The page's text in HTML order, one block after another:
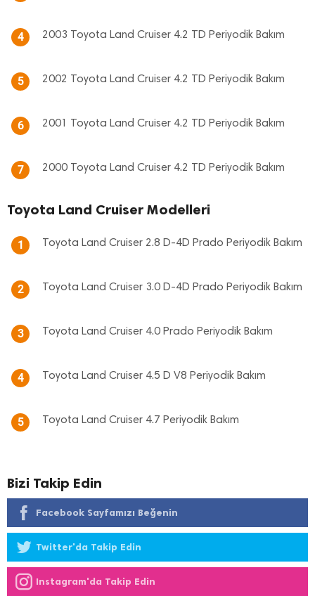
4 2003 Toyota Land Cruiser 4.2 TD Periyodik Bakım
5 2002 Toyota Land Cruiser 4.2 TD Periyodik Bakım
6 2001 Toyota Land Cruiser 4.2 TD Periyodik Bakım
7 2000 Toyota Land Cruiser 4.2 TD Periyodik Bakım
Toyota Land Cruiser Modelleri
1 Toyota Land Cruiser 2.8 D-4D Prado Periyodik Bakım
2 Toyota Land Cruiser 3.0 D-4D Prado Periyodik Bakım
3 Toyota Land Cruiser 4.0 Prado Periyodik Bakım
4 Toyota Land Cruiser 4.5 D V8 Periyodik Bakım
5 Toyota Land Cruiser 4.7 Periyodik Bakım
Bizi Takip Edin
Facebook Sayfamızı Beğenin
Twitter'da Takip Edin
Instagram'da Takip Edin